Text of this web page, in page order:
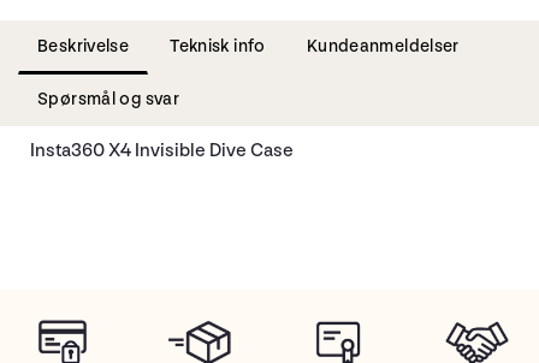
Beskrivelse Teknisk info Kundeanmeldelser
Spørsmål og svar
Insta360 X4 Invisible Dive Case